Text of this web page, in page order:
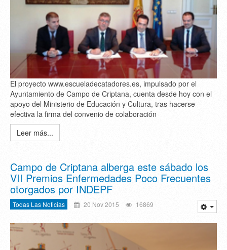
El proyecto www.escueladecatadores.es, impulsado por el
Ayuntamiento de Campo de Criptana, cuenta desde hoy con el
apoyo del Ministerio de Educación y Cultura, tras hacerse
efectiva la firma del convenio de colaboración
Leer más...
Campo de Criptana alberga este sábado los
VII Premios Enfermedades Poco Frecuentes
otorgados por INDEPF
Todas Las Noticias 20 Nov 2015 16869